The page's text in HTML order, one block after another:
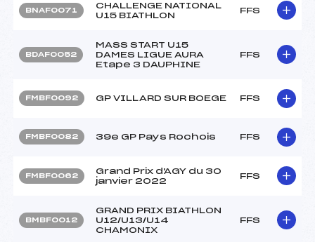
BNAF0071
CHALLENGE NATIONAL
U15 BIATHLON
FFS
BDAF0052
MASS START U15
DAMES LIGUE AURA
Etape 3 DAUPHINE
FFS
FMBF0092 GP VILLARD SUR BOEGE FFS
FMBF0082 39e GP Pays Rochois FFS
FMBF0062
Grand Prix d'AGY du 30
janvier 2022
FFS
BMBF0012
GRAND PRIX BIATHLON
U12/U13/U14
CHAMONIX
FFS